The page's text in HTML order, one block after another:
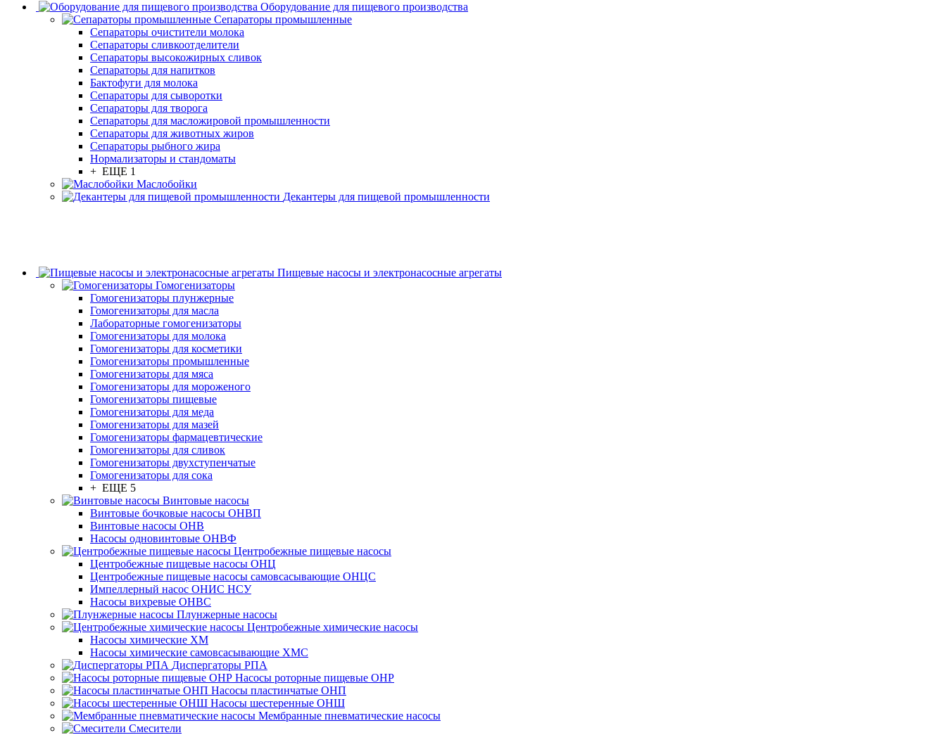
Оборудование для пищевого производства
Сепараторы промышленные
Сепараторы очистители молока
Сепараторы сливкоотделители
Сепараторы высокожирных сливок
Сепараторы для напитков
Бактофуги для молока
Сепараторы для сыворотки
Сепараторы для творога
Сепараторы для масложировой промышленности
Сепараторы для животных жиров
Сепараторы рыбного жира
Нормализаторы и стандоматы
+ ЕЩЕ 1
Маслобойки
Декантеры для пищевой промышленности
Пищевые насосы и электронасосные агрегаты
Гомогенизаторы
Гомогенизаторы плунжерные
Гомогенизаторы для масла
Лабораторные гомогенизаторы
Гомогенизаторы для молока
Гомогенизаторы для косметики
Гомогенизаторы промышленные
Гомогенизаторы для мяса
Гомогенизаторы для мороженого
Гомогенизаторы пищевые
Гомогенизаторы для меда
Гомогенизаторы для мазей
Гомогенизаторы фармацевтические
Гомогенизаторы для сливок
Гомогенизаторы двухступенчатые
Гомогенизаторы для сока
+ ЕЩЕ 5
Винтовые насосы
Винтовые бочковые насосы ОНВП
Винтовые насосы ОНВ
Насосы одновинтовые ОНВФ
Центробежные пищевые насосы
Центробежные пищевые насосы ОНЦ
Центробежные пищевые насосы самовсасывающие ОНЦС
Импеллерный насос ОНИС НСУ
Насосы вихревые ОНВС
Плунжерные насосы
Центробежные химические насосы
Насосы химические ХМ
Насосы химические самовсасывающие ХМС
Диспергаторы РПА
Насосы роторные пищевые ОНР
Насосы пластинчатые ОНП
Насосы шестеренные ОНШ
Мембранные пневматические насосы
Смесители